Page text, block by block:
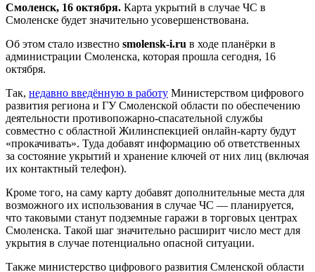
Смоленск, 16 октября. Карта укрытий в случае ЧС в
Смоленске будет значительно усовершенствована.
Об этом стало известно smolensk-i.ru в ходе планёрки в
администрации Смоленска, которая прошла сегодня, 16
октября.
Так, недавно введённую в работу Министерством цифрового
развития региона и ГУ Смоленской области по обеспечению
деятельности противопожарно-спасательной службы
совместно с областной Жилинспекцией онлайн-карту будут
«прокачивать». Туда добавят информацию об ответственных
за состояние укрытий и хранение ключей от них лиц (включая
их контактный телефон).
Кроме того, на саму карту добавят дополнительные места для
возможного их использования в случае ЧС — планируется,
что таковыми станут подземные гаражи в торговых центрах
Смоленска. Такой шаг значительно расширит число мест для
укрытия в случае потенциально опасной ситуации.
Также министерство цифрового развития Смленской области